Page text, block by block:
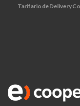
Tarifario de Delivery